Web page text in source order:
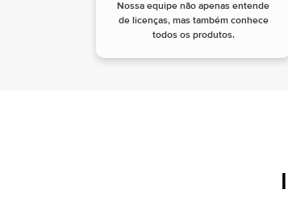
Nossa equipe não apenas entende
de licenças, mas também conhece
todos os produtos.